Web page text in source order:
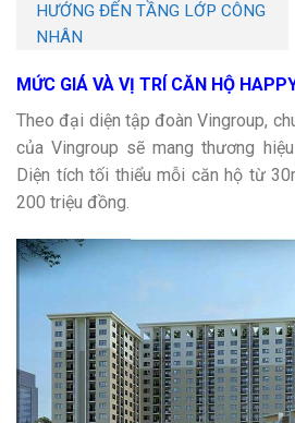
HƯỚNG ĐẾN TẦNG LỚP CÔNG
NHÂN
MỨC GIÁ VÀ VỊ TRÍ CĂN HỘ
Theo đại diện tập đoàn Vingroup,
của Vingroup sẽ mang thương hiệu
Diện tích tối thiểu mỗi căn hộ từ
200 triệu đồng.